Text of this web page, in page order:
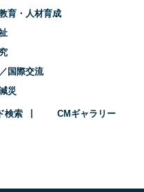
育・人材育成
国際交流
災
検索 CMギャラリー